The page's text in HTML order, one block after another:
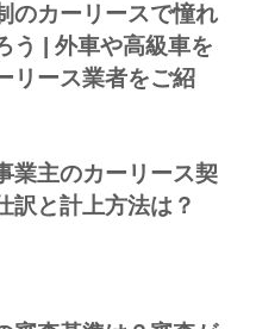
のカーリースで憧れ
う | 外車や高級車を
リース業者をご紹
業主のカーリース契
訳と計上方法は？